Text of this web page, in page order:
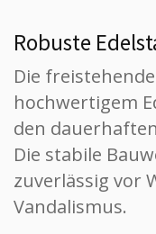
Robuste
Die
hochwertigem
den
Die stabile
zuverlässig vor
Vandalismus.